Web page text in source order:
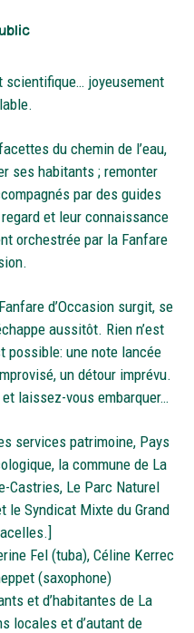
scientifique… joyeusement
du chemin de l’eau,
ses habitants ; remonter
par des guides
et leur connaissance
orchestrée par la Fanfare
d’Occasion surgit, se
aussitôt. Rien n’est
possible: une note lancée
un détour imprévu.
laissez-vous embarquer…
services patrimoine, Pays
la commune de La
Castries, Le Parc Naturel
le Syndicat Mixte du Grand
Fel (tuba), Céline Kerrec
(saxophone)
et d’habitantes de La
locales et d’autant de